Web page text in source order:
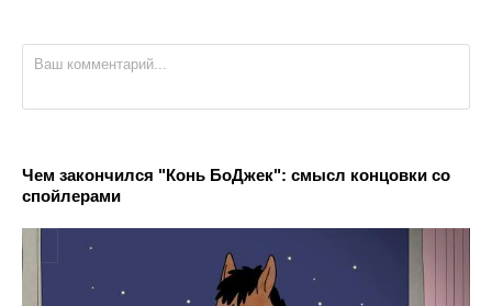
Чем закончился "Конь БоДжек": смысл концовки со
спойлерами